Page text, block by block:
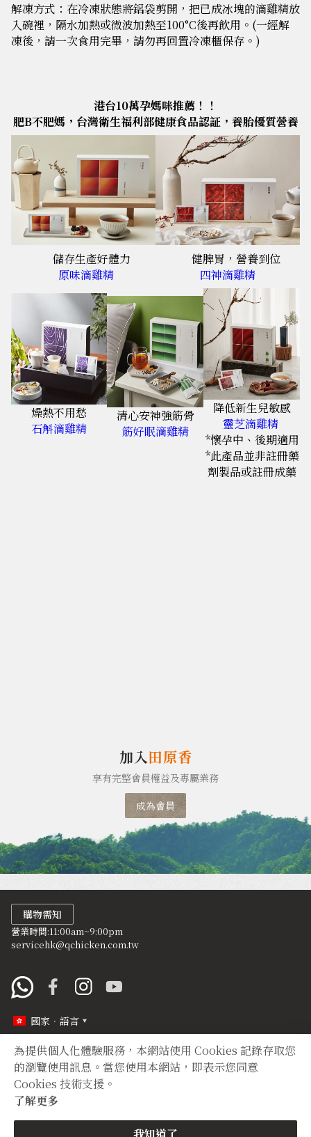
為提供個人化體驗服務，本網站使用 Cookies 記錄存取您
的瀏覽使用訊息。當您使用本網站，即表示您同意
Cookies 技術支援。
了解更多
解凍方式：在冷凍狀態將鋁袋剪開，把已成冰塊的滴雞精放
入碗裡，隔水加熱或微波加熱至100°C後再飲用。(一經解
凍後，請一次食用完畢，請勿再回置冷凍櫃保存。)
港台10萬孕媽咪推薦！！
肥B不肥媽，台灣衛生福利部健康食品認証，養胎優質營養
儲存生產好體力
原味滴雞精
健脾胃，營養到位
四神滴雞精
燥熱不用愁
石斛滴雞精
清心安神強筋骨
筋好眠滴雞精
降低新生兒敏感
靈芝滴雞精
*懷孕中、後期適用
*此產品並非註冊藥
劑製品或註冊成藥
加入田原香
享有完整會員權益及專屬業務
成為會員
購物需知
營業時間:11:00am~9:00pm
servicehk@qchicken.com.tw
國家．語言
定型化契約
隱私權聲明
Copyright © 2012 TIAN YUAN XIANG All right reserved.